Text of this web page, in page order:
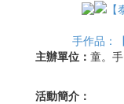
手作品：
主辦單位： 童。
活動簡介：